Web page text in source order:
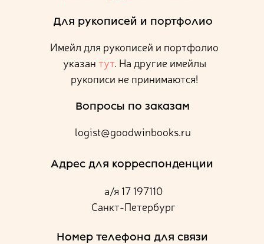
Вопросы по заказам
logist@goodwinbooks.ru
Адрес для корреспонденции
а/я 17 197110
Санкт-Петербург
Номер телефона для связи
Для рукописей и портфолио
Имейл для рукописей и портфолио
указан тут. На другие имейлы
рукописи не принимаются!